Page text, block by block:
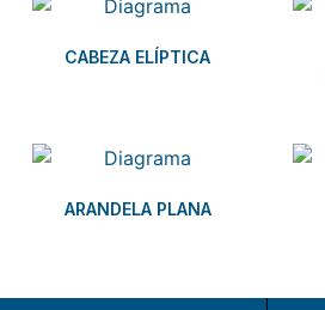
CABEZA ELÍPTICA
ARANDELA PLANA